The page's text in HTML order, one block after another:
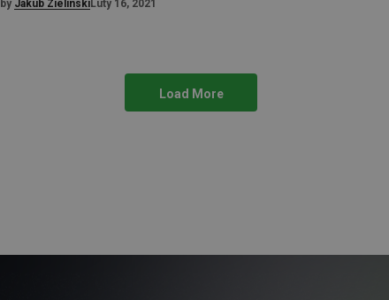
by Jakub ZielinskiLuty 16, 2021
Load More